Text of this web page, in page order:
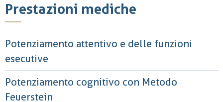
Prestazioni mediche
Potenziamento attentivo e delle funzioni
esecutive
Potenziamento cognitivo con Metodo
Feuerstein